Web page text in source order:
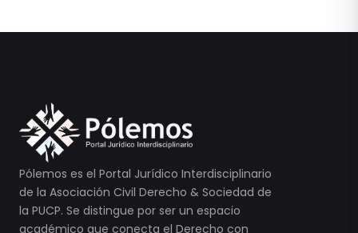
Pólemos es el Portal Jurídico Interdisciplinario
de la Asociación Civil Derecho & Sociedad de
la PUCP. Se distingue por ser un espacio
académico que conecta el Derecho con